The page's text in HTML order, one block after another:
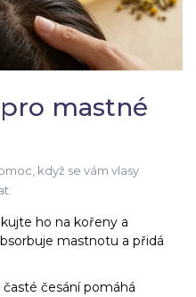
mastné
když se vám vlasy
ho na kořeny a
mastnotu a přidá
česání pomáhá